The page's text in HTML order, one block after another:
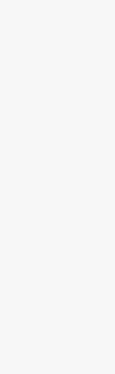
الشكر
أطايب
يفاجئها
إسرافاً
ومن
سوء توقيت
أي قبل
الحرجة
مراعاة
التعاون